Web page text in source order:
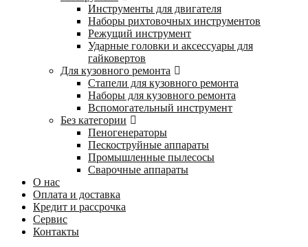
Инструменты для двигателя
Наборы рихтовочных инструментов
Режущий инструмент
Ударные головки и аксессуары для
гайковертов
Для кузовного ремонта
Стапели для кузовного ремонта
Наборы для кузовного ремонта
Вспомогательный инструмент
Без категории
Пеногенераторы
Пескоструйные аппараты
Промышленные пылесосы
Сварочные аппараты
О нас
Оплата и доставка
Кредит и рассрочка
Сервис
Контакты